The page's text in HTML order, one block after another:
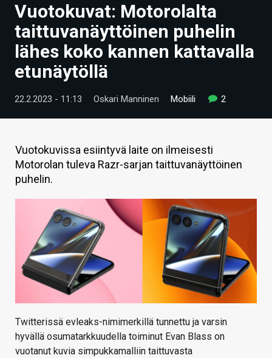
UUTISET
ARTIKKELIT
VIDEOT
TECHBBS
HINTA.FI
KAUPPA
VAIHDA TEEMA
HAKU
Vuotokuvat: Motorolalta
taittuvanäyttöinen puhelin
lähes koko kannen kattavalla
etunäytöllä
22.2.2023 - 11:13 Oskari Manninen Mobiili 2
Vuotokuvissa esiintyvä laite on ilmeisesti
Motorolan tuleva Razr-sarjan taittuvanäyttöinen
puhelin.
Twitterissä evleaks-nimimerkillä tunnettu ja varsin
hyvällä osumatarkkuudella toiminut Evan Blass on
vuotanut kuvia simpukkamalliin taittuvasta